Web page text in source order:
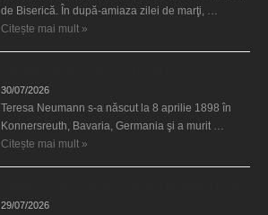
de Biserică. În după-amiaza zilei de marţi, …
Citește mai mult »
30/07/2026
Teresa Neumann s-a născut la 8 aprilie 1898 în
Konnersreuth, Bavaria, Germania şi a murit …
Citește mai mult »
29/07/2026